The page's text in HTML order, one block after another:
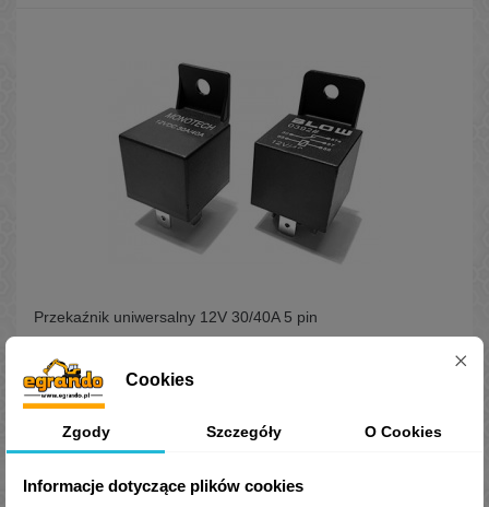
Przekaźnik uniwersalny 12V 30/40A 5 pin
Posiada dwa styki obwodu NC (30A) i obwodu NO (40A). Niski
pobór prądu dla cewki przekaźnika.
8,00 zł Brutto
Cookies
Zgody Szczegóły O Cookies
Informacje dotyczące plików cookies